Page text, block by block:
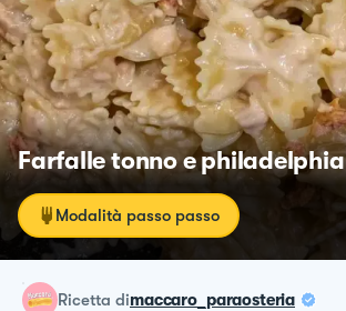
Farfalle tonno e philadelphia
Modalità passo passo
ricetta dimaccaro_paraosteria